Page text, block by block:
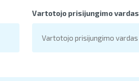
Vartotojo prisijungimo vardas